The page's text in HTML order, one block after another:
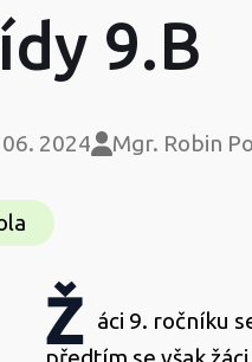
9.B
2024 Mgr. Robin
Ž áci 9. ročníku